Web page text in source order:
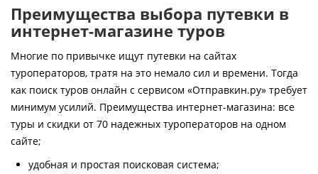
Преимущества выбора путевки в
интернет-магазине туров
Многие по привычке ищут путевки на сайтах
туроператоров, тратя на это немало сил и времени. Тогда
как поиск туров онлайн с сервисом «Отправкин.ру» требует
минимум усилий. Преимущества интернет-магазина: все
туры и скидки от 70 надежных туроператоров на одном
сайте;
удобная и простая поисковая система;